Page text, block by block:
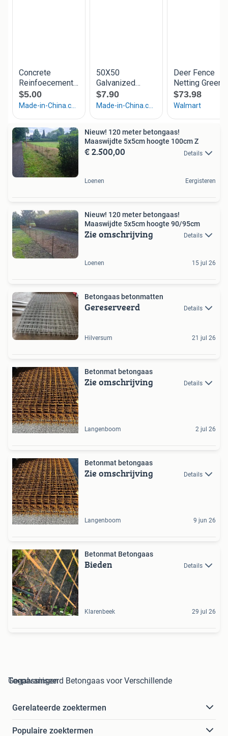
Nieuw! 120 meter betongaas!
Maaswijdte 5x5cm hoogte 100cm Z
€ 2.500,00 Details
Loenen Eergisteren
Nieuw! 120 meter betongaas!
Maaswijdte 5x5cm hoogte 90/95cm
Zie omschrijving Details
Loenen 15 jul 26
Betongaas betonmatten
Gereserveerd Details
Hilversum 21 jul 26
Betonmat betongaas
Zie omschrijving Details
Langenboom 2 jul 26
Betonmat betongaas
Zie omschrijving Details
Langenboom 9 jun 26
Betonmat Betongaas
Bieden Details
Klarenbeek 29 jul 26
Gegalvaniseerd Betongaas voor Verschillende Toepassingen
Gerelateerde zoektermen
Populaire zoektermen